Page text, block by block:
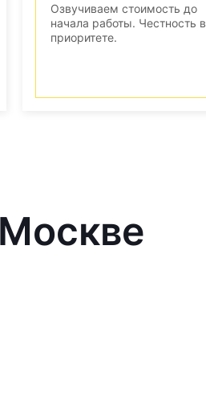
Озвучиваем стоимость до
начала работы. Честность в
приоритете.